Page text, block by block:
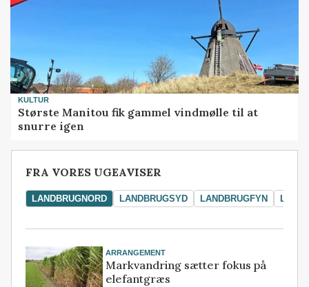
KULTUR
Største Manitou fik gammel vindmølle til at
snurre igen
FRA VORES UGEAVISER
LANDBRUGNORD LANDBRUGSYD LANDBRUGFYN
ARRANGEMENT
Markvandring sætter fokus på
elefantgræs